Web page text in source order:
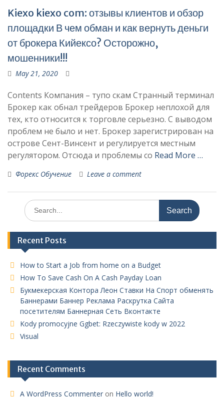
Kiexo kiexo com: отзывы клиентов и обзор
площадки В чем обман и как вернуть деньги
от брокера Кийексо? Осторожно,
мошенники!!!
May 21, 2020
Contents Компания – тупо скам Странный терминал
Брокер как обнал трейдеров Брокер неплохой для
тех, кто относится к торговле серьезно. С выводом
проблем не было и нет. Брокер зарегистрирован на
острове Сент-Винсент и регулируется местным
регулятором. Отсюда и проблемы со Read More …
Форекс Обучение Leave a comment
Search
for:
Recent Posts
How to Start a Job from home on a Budget
How To Save Cash On A Cash Payday Loan
Букмекерская Контора Леон Ставки На Спорт обменять
Баннерами Баннер Реклама Раскрутка Сайта
посетителям Баннерная Сеть Вконтакте
Kody promocyjne Ggbet: Rzeczywiste kody w 2022
Visual
Recent Comments
A WordPress Commenter on Hello world!